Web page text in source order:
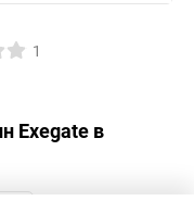
1
Exegate в